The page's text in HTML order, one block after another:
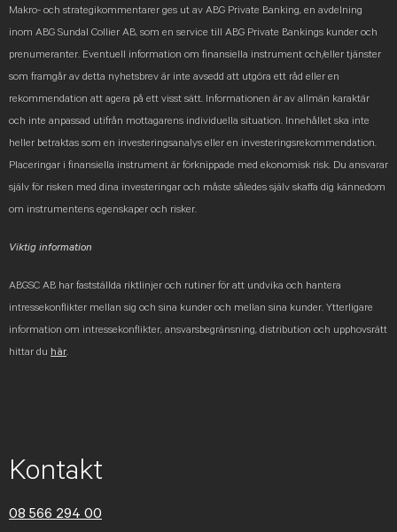
Makro- och strategikommentarer ges ut av ABG Private Banking, en avdelning
inom ABG Sundal Collier AB, som en service till ABG Private Bankings kunder och
prenumeranter. Eventuell information om finansiella instrument och/eller tjänster
som framgår av detta nyhetsbrev är inte avsedd att utgöra ett råd eller en
rekommendation att agera på ett visst sätt. Informationen är av allmän karaktär
och inte anpassad utifrån mottagarens individuella situation. Innehållet ska inte
heller betraktas som en investeringsanalys eller en investeringsrekommendation.
Placeringar i finansiella instrument är förknippade med ekonomisk risk. Du ansvarar
själv för risken med dina investeringar och måste således själv skaffa dig kännedom
om instrumentens egenskaper och risker.
Viktig information
ABGSC AB har fastställda riktlinjer och rutiner för att undvika och hantera
intressekonflikter mellan sig och sina kunder och mellan sina kunder. Ytterligare
information om intressekonflikter, ansvarsbegränsning, distribution och upphovsrätt
hittar du här.
Kontakt
08 566 294 00